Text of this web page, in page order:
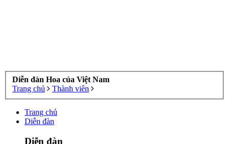
Diễn đàn Hoa của Việt Nam
Trang chủ
Thành viên
Trang chủ
Diễn đàn
Diễn đàn